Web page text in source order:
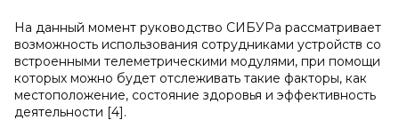
На данный момент руководство СИБУРа рассматривает
возможность использования сотрудниками устройств со
встроенными телеметрическими модулями, при помощи
которых можно будет отслеживать такие факторы, как
местоположение, состояние здоровья и эффективность
деятельности [4].